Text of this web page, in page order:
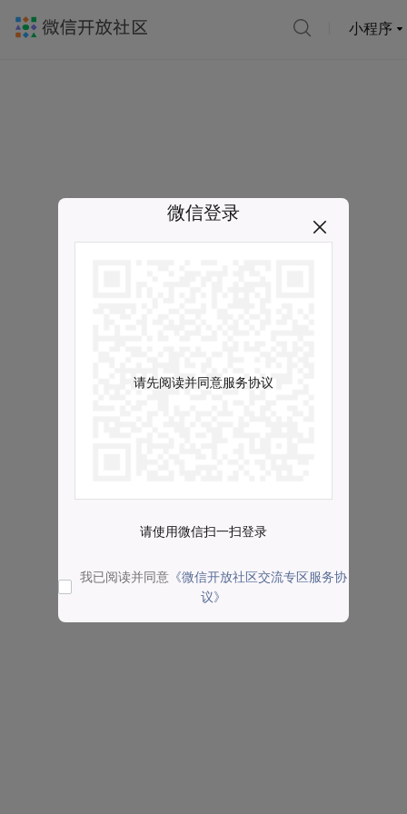
小程序
微信登录
请先阅读并同意服务协议
请使用微信扫一扫登录
我已阅读并同意 《微信开放社区交流专区服务协
议》